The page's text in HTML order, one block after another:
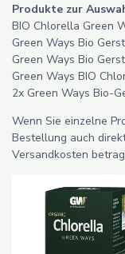
Produkte zur
BIO Chlorella Green
Green Ways Bio
Green Ways Bio
Green Ways BIO
2x Green Ways Bio-
Wenn Sie einzelne
Bestellung auch
Versandkosten